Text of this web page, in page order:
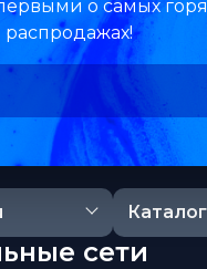
о самых
Каталог
сети